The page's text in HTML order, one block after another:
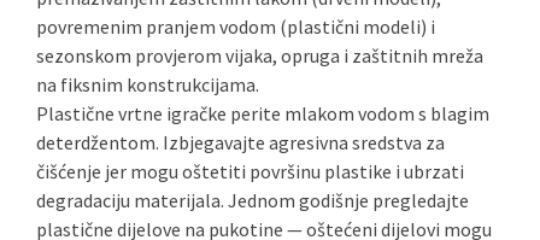
povremenim pranjem vodom (plastični modeli) i
sezonskom provjerom vijaka, opruga i zaštitnih mreža
na fiksnim konstrukcijama.
Plastične vrtne igračke perite mlakom vodom s blagim
deterdžentom. Izbjegavajte agresivna sredstva za
čišćenje jer mogu oštetiti površinu plastike i ubrzati
degradaciju materijala. Jednom godišnje pregledajte
plastične dijelove na pukotine — oštećeni dijelovi mogu